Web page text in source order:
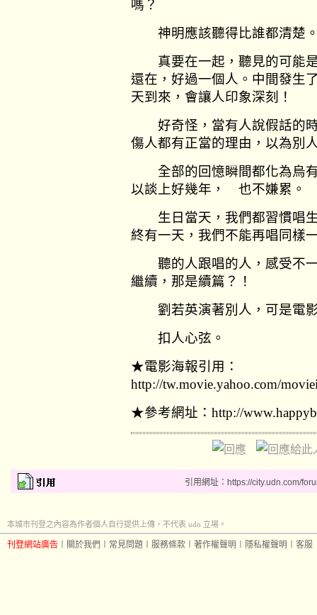
嗎？
神明應該聽得比誰都清楚
真要在一起，聽見的可能是
還在，好過一個人。中間發生
天到來，會讓人印象深刻
好奇怪，當有人說假話的時
傷人都有正當的理由，以為
全部的回憶瞬間都化為烏有
以談上好幾年， 也不嫌累
生日當天，我們都習慣唱生
終有一天，我們不能再唱同
聽的人跟唱的人，感受不一
繼續，那是續篇？！
劉若英演著別人，可是電影
扣人心弦。
★電影海報引用：
http://tw.movie.yahoo.com/
★參考網址： http://
引用網址：https://city.udn.com/
本城市刊登之內容為作者個人自行提供上傳，不代表 udn 立場。
刊登網站廣告 關於我們 常見問題 服務條款 著作權聲明 隱私權聲明 客服